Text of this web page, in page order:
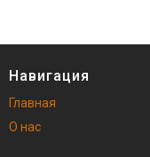
Навигация
Главная
О нас